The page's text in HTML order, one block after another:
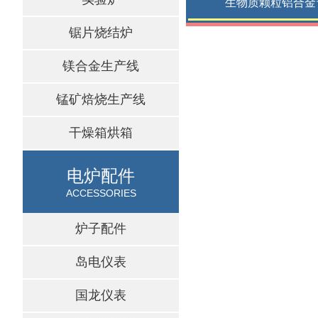
锯片烧结炉
镁合金生产线
锰矿焙烧生产线
干燥箱烘箱
电炉配件
ACCESSORIES
炉子配件
岛电仪表
国龙仪表
生物质颗粒铝合